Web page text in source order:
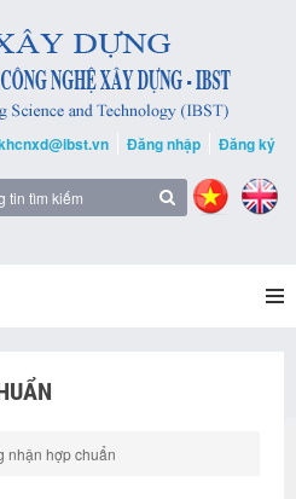
Đăng nhập Đăng ký
nhận hợp chuẩn